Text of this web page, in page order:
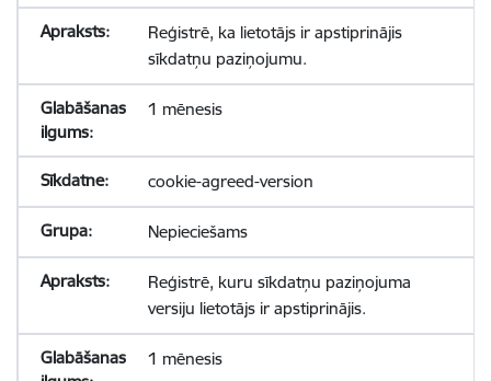
Reģistrē, ka lietotājs ir apstiprinājis
sīkdatņu paziņojumu.
1 mēnesis
cookie-agreed-version
Nepieciešams
Reģistrē, kuru sīkdatņu paziņojuma
versiju lietotājs ir apstiprinājis.
1 mēnesis